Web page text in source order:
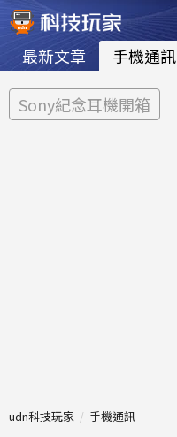
最新文章 手機通訊
Sony紀念耳機開箱
udn科技玩家 手機通訊